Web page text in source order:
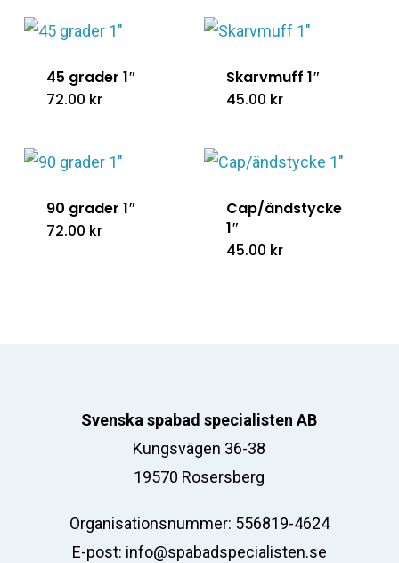
45 grader 1″
72.00 kr
Skarvmuff 1″
45.00 kr
90 grader 1″
72.00 kr
Cap/ändstycke
1″
45.00 kr
Svenska spabad specialisten AB
Kungsvägen 36-38
19570 Rosersberg
Organisationsnummer: 556819-4624
E-post: info@spabadspecialisten.se